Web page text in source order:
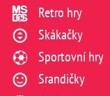
Retro hry
Skákačky
Sportovní hry
Srandičky